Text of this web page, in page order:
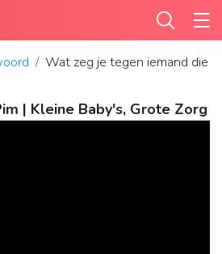
Wat zeg je tegen iemand die
| Kleine Baby's, Grote Zorg